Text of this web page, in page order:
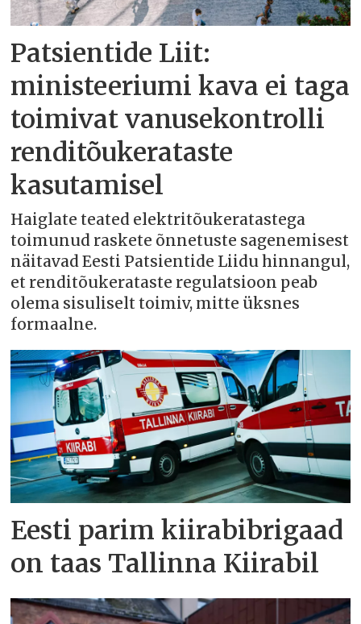
Patsientide Liit:
ministeeriumi kava ei taga
toimivat vanusekontrolli
renditõukerataste
kasutamisel
Haiglate teated elektritõukeratastega
toimunud raskete õnnetuste sagenemisest
näitavad Eesti Patsientide Liidu hinnangul,
et renditõukerataste regulatsioon peab
olema sisuliselt toimiv, mitte üksnes
formaalne.
Eesti parim kiirabibrigaad
on taas Tallinna Kiirabil